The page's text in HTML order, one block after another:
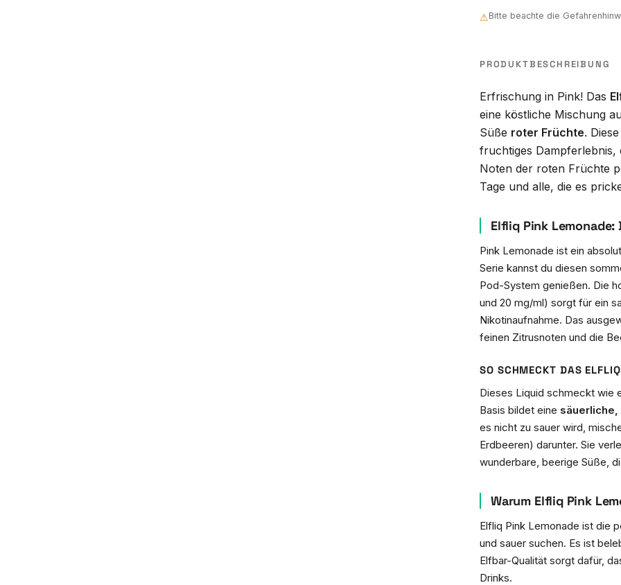
⚠Bitte beachte die
PRODUKTBESCHREIBUNG
Erfrischung in Pink! Das
eine köstliche Mischung
Süße roter Früchte.
fruchtiges Dampferlebnis,
Noten der roten Früchte
Tage und alle, die es
Elfliq Pink
Pink Lemonade ist ein
Serie kannst du diesen
Pod-System genießen. Die
und 20 mg/ml) sorgt für ein
Nikotinaufnahme. Das
feinen Zitrusnoten und die
SO SCHMECKT DAS
Dieses Liquid schmeckt wie
Basis bildet eine
es nicht zu sauer wird,
Erdbeeren) darunter. Sie
wunderbare, beerige Süße,
Warum Elfliq Pink
Elfliq Pink Lemonade ist die
und sauer suchen. Es ist
Elfbar-Qualität sorgt dafür,
Drinks.